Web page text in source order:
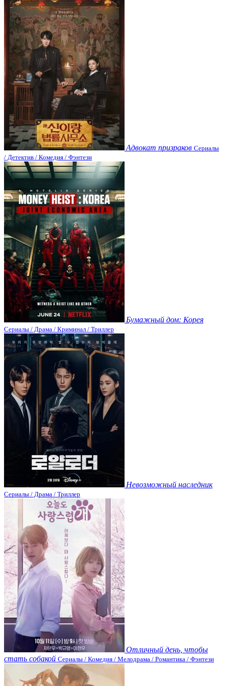
Адвокат призраков Сериалы
/ Детектив / Комедия / Фэнтези
Бумажный дом: Корея
Сериалы / Драма / Криминал / Триллер
Невозможный наследник
Сериалы / Драма / Триллер
Отличный день, чтобы
стать собакой Сериалы / Комедия / Мелодрама / Романтика / Фэнтези